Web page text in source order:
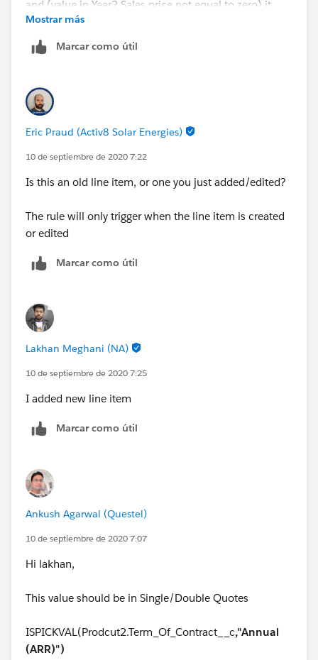
error
I didnt got any error
What i m missing ?
Mostrar más
Marcar como útil
Eric Praud (Activ8 Solar Energies)
10 de septiembre de 2020 7:22
Is this an old line item, or one you just added/edited?
The rule will only trigger when the line item is created
or edited
Marcar como útil
Lakhan Meghani (NA)
10 de septiembre de 2020 7:25
I added new line item
Marcar como útil
Ankush Agarwal (Questel)
10 de septiembre de 2020 7:07
Hi lakhan,
This value should be in Single/Double Quotes
ISPICKVAL(Prodcut2.Term_Of_Contract__c,"Annual
(ARR)")